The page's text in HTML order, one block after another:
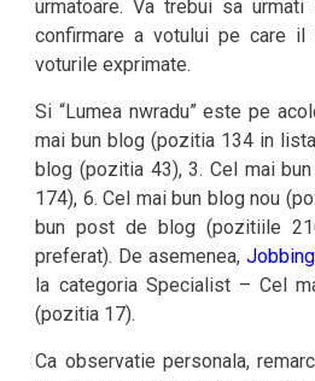
urmatoare. Va trebui sa
confirmare a votului pe care
voturile exprimate.
Si “Lumea nwradu” este pe
mai bun blog (pozitia 134 in
blog (pozitia 43), 3. Cel mai
174), 6. Cel mai bun blog nou
bun post de blog (pozitiile
preferat). De asemenea,
la categoria Specialist – Cel
(pozitia 17).
Ca observatie personala,